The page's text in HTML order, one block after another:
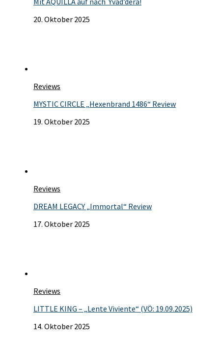
20. Oktober 2025
Reviews
MYSTIC CIRCLE „Hexenbrand 1486“ Review
19. Oktober 2025
Reviews
DREAM LEGACY „Immortal“ Review
17. Oktober 2025
Reviews
LITTLE KING – „Lente Viviente“ (VÖ: 19.09.2025)
14. Oktober 2025